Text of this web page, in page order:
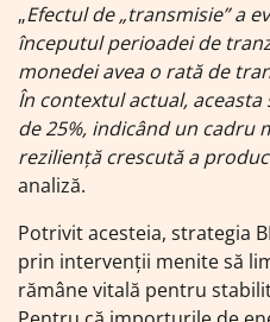
„Efectul de „transmisie” a
începutul perioadei de
monedei avea o rată de
În contextul actual,
de 25%, indicând un cadru
reziliență crescută a
analiză.
Potrivit acesteia, strategia
prin intervenții menite să
rămâne vitală pentru